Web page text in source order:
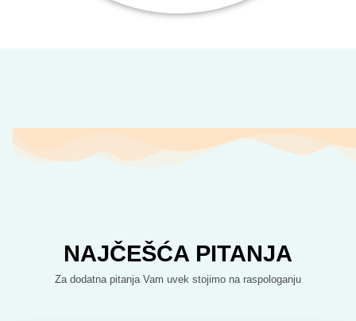
NAJČEŠĆA PITANJA
Za dodatna pitanja Vam uvek stojimo na raspologanju